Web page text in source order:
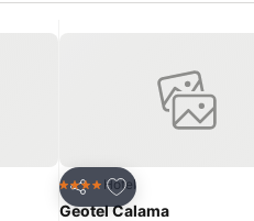
Compartir
Agregar a
4 EstrellasHotel
Geotel Calama